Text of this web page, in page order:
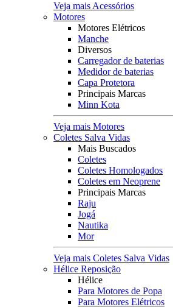
Veja mais Acessórios
Motores
Motores Elétricos
Manche
Diversos
Carregador de baterias
Medidor de baterias
Capa Protetora
Principais Marcas
Minn Kota
Veja mais Motores
Coletes Salva Vidas
Mais Buscados
Coletes
Coletes Homologados
Coletes em Neoprene
Principais Marcas
Raju
Jogá
Nautika
Mor
Veja mais Coletes Salva Vidas
Hélice Reposição
Hélice
Para Motores de Popa
Para Motores Elétricos